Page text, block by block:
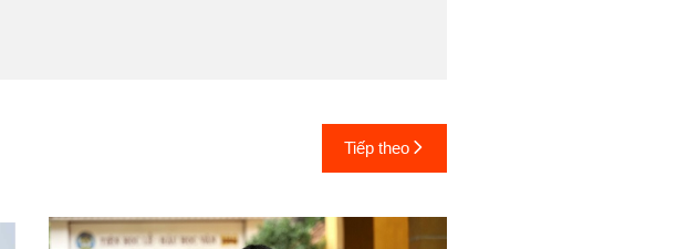
Tiếp theo